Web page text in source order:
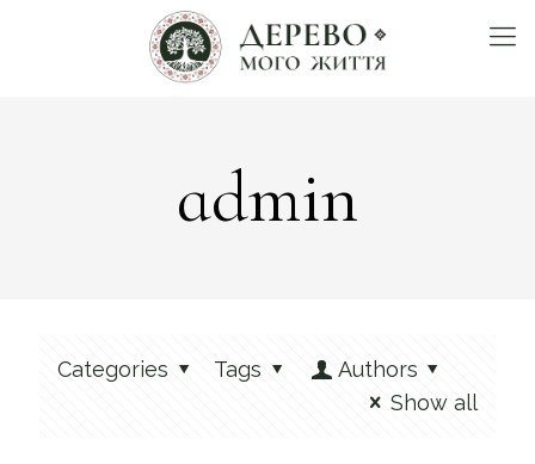
admin
Categories Tags
Authors
Show all